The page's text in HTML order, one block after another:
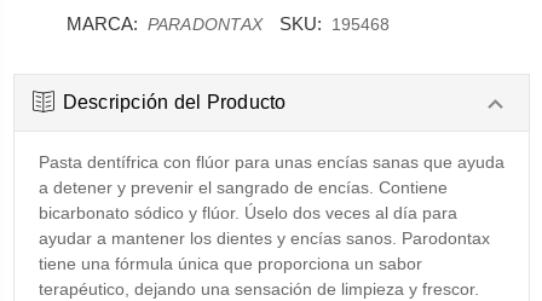
MARCA: PARADONTAX SKU: 195468
Descripción del Producto
Pasta dentífrica con flúor para unas encías sanas que ayuda
a detener y prevenir el sangrado de encías. Contiene
bicarbonato sódico y flúor. Úselo dos veces al día para
ayudar a mantener los dientes y encías sanos. Parodontax
tiene una fórmula única que proporciona un sabor
terapéutico, dejando una sensación de limpieza y frescor.